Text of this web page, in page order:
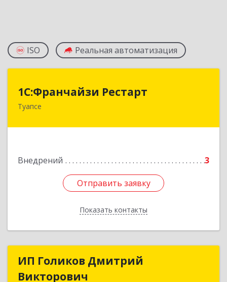
ISO Реальная автоматизация
1С:Франчайзи Рестарт
Туапсе
Внедрений 3
Отправить заявку
Показать контакты
1С:Франчайзи Рестарт
Отправить заявку
Назад
ИП Голиков Дмитрий
Викторович
ИП Голиков Дмитрий